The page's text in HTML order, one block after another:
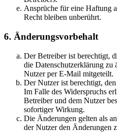
Ansprüche für eine Haftung
Recht bleiben unberührt.
6. Änderungsvorbehalt
Der Betreiber ist berechtigt,
die Datenschutzerklärung
Nutzer per E-Mail mitgeteilt.
Der Nutzer ist berechtigt,
Im Falle des Widerspruchs
Betreiber und dem Nutzer
sofortiger Wirkung.
Die Änderungen gelten als
der Nutzer den Änderungen